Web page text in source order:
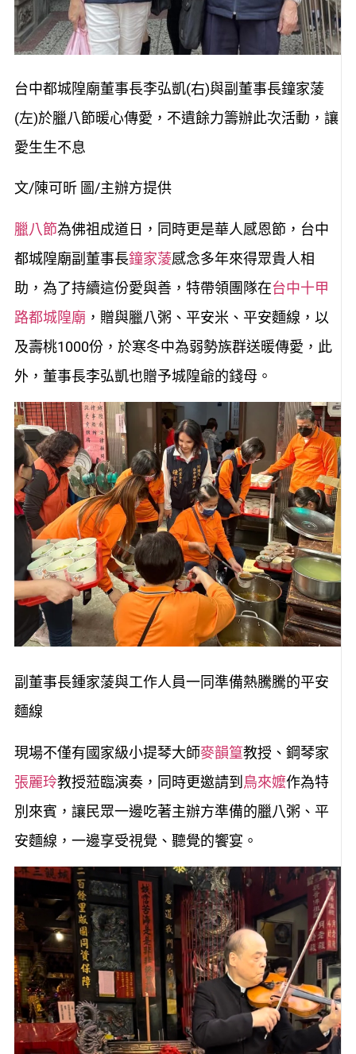
台中都城隍廟董事長李弘凱(右)與副董事長鐘家蔆
(左)於臘八節暖心傳愛，不遺餘力籌辦此次活動，讓
愛生生不息
文/陳可昕 圖/主辦方提供
臘八節為佛祖成道日，同時更是華人感恩節，台中
都城隍廟副董事長鐘家蔆感念多年來得眾貴人相
助，為了持續這份愛與善，特帶領團隊在台中十甲
路都城隍廟 ，贈與臘八粥、平安米、平安麵線，以
及壽桃1000份，於寒冬中為弱勢族群送暖傳愛，此
外，董事長李弘凱也贈予城隍爺的錢母。
副董事長鍾家蔆與工作人員一同準備熱騰騰的平安
麵線
現場不僅有國家級小提琴大師麥韻篁教授、鋼琴家
張麗玲教授蒞臨演奏，同時更邀請到 鳥來嬤作為特
別來賓，讓民眾一邊吃著主辦方準備的臘八粥、平
安麵線，一邊享受視覺、聽覺的饗宴。